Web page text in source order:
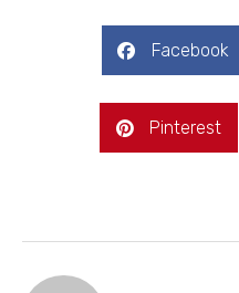
Facebook
Pinterest